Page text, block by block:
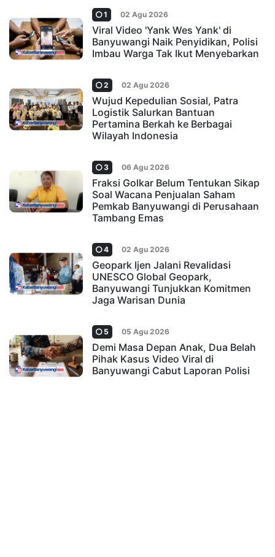
1 02 Agu 2026
Viral Video 'Yank Wes Yank' di
Banyuwangi Naik Penyidikan, Polisi
Imbau Warga Tak Ikut Menyebarkan
2 02 Agu 2026
Wujud Kepedulian Sosial, Patra
Logistik Salurkan Bantuan
Pertamina Berkah ke Berbagai
Wilayah Indonesia
3 06 Agu 2026
Fraksi Golkar Belum Tentukan Sikap
Soal Wacana Penjualan Saham
Pemkab Banyuwangi di Perusahaan
Tambang Emas
4 02 Agu 2026
Geopark Ijen Jalani Revalidasi
UNESCO Global Geopark,
Banyuwangi Tunjukkan Komitmen
Jaga Warisan Dunia
5 05 Agu 2026
Demi Masa Depan Anak, Dua Belah
Pihak Kasus Video Viral di
Banyuwangi Cabut Laporan Polisi